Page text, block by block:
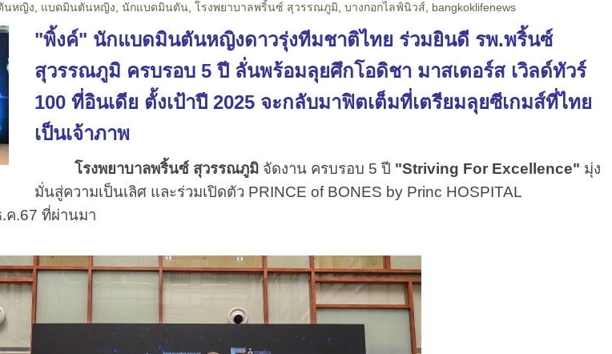
นหญิง แบดมินตันหญิง ,นักแบดมินตัน ,โรงพยาบาลพริ้นซ์ สุวรรณภูมิ ,บางกอกไลฟ์นิวส์ bangkoklifenews
"พิ้งค์" นักแบดมินตันหญิงดาวรุ่งทีมชาติไทย ร่วมยินดี รพ.พริ้นซ์
สุวรรณภูมิ ครบรอบ 5 ปี ลั่นพร้อมลุยศึกโอดิชา มาสเตอร์ส เวิลด์ทัวร์
100 ที่อินเดีย ตั้งเป้าปี 2025 จะกลับมาฟิตเต็มที่เตรียมลุยซีเกมส์ที่ไทย
เป็นเจ้าภาพ
โรงพยาบาลพริ้นซ์ สุวรรณภูมิจัดงาน ครบรอบ 5 ปี "Striving For Excellence" มุ่ง
มั่นสู่ความเป็นเลิศ และร่วมเปิดตัว PRINCE of BONES by Princ HOSPITAL
ค.67 ที่ผ่านมา